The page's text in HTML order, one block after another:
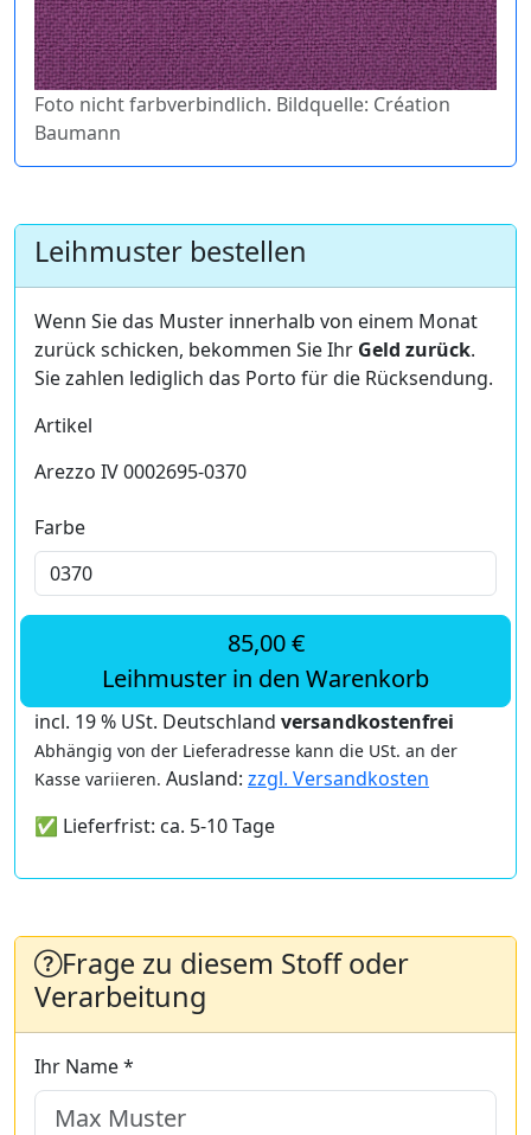
Foto nicht farbverbindlich. Bildquelle: Création
Baumann
Leihmuster bestellen
Wenn Sie das Muster innerhalb von einem Monat
zurück schicken, bekommen Sie Ihr Geld zurück.
Sie zahlen lediglich das Porto für die Rücksendung.
Artikel
Arezzo IV 0002695-0370
Farbe
85,00 €
Leihmuster in den Warenkorb
incl. 19 % USt. Deutschland versandkostenfrei
Abhängig von der Lieferadresse kann die USt. an der
Kasse variieren. Ausland: zzgl. Versandkosten
✅ Lieferfrist: ca. 5-10 Tage
Frage zu diesem Stoff oder
Verarbeitung
Ihr Name *